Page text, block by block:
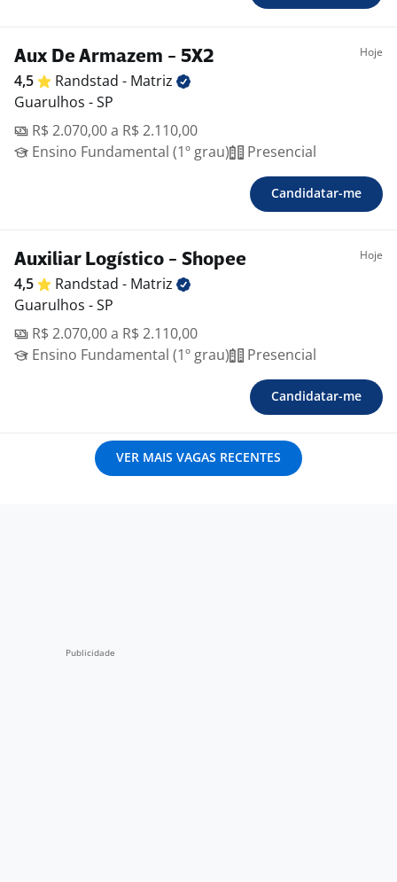
Aux De Armazem - 5X2 Hoje
4,5 Randstad - Matriz
Guarulhos - SP
R$ 2.070,00 a R$ 2.110,00
Ensino Fundamental (1º grau)
Presencial
Candidatar-me
Auxiliar Logístico - Shopee Hoje
4,5 Randstad - Matriz
Guarulhos - SP
R$ 2.070,00 a R$ 2.110,00
Ensino Fundamental (1º grau)
Presencial
Candidatar-me
VER MAIS VAGAS RECENTES